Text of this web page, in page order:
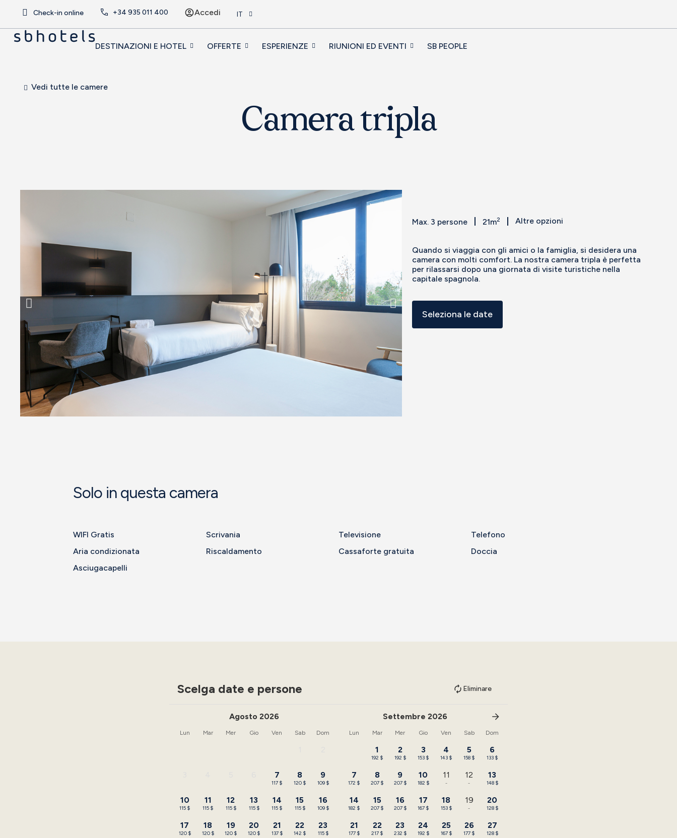
Check-in online +34 935 011 400 Accedi IT
DESTINAZIONI E HOTEL OFFERTE ESPERIENZE RIUNIONI ED EVENTI SB PEOPLE
Vedi tutte le camere
Camera tripla
Max. 3 persone 21m2 Altre opzioni
Quando si viaggia con gli amici o la famiglia, si desidera una
camera con molti comfort. La nostra camera tripla è perfetta
per rilassarsi dopo una giornata di visite turistiche nella
capitale spagnola.
Seleziona le date
Solo in questa camera
WIFI Gratis Scrivania Televisione
Telefono
Aria condizionata
Riscaldamento Cassaforte gratuita
Doccia
Asciugacapelli
Scelga date e persone Eliminare
Agosto 2026
Lun Mar Mer Gio Ven Sab Dom
7
117 $
8
120 $
9
109 $
10
115 $
11
115 $
12
115 $
13
115 $
14
115 $
15
115 $
16
109 $
17
120 $
18
120 $
19
120 $
20
120 $
21
137 $
22
142 $
23
115 $
Settembre 2026
Lun Mar Mer Gio Ven Sab Dom
1
192 $
2
192 $
3
153 $
4
143 $
5
158 $
6
133 $
7
172 $
8
207 $
9
207 $
10
182 $
11
-
12
-
13
148 $
14
182 $
15
207 $
16
207 $
17
167 $
18
153 $
19
-
20
128 $
21
177 $
22
217 $
23
232 $
24
192 $
25
167 $
26
177 $
27
128 $